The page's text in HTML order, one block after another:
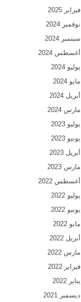
فبراير 2025
نوفمبر 2024
سبتمبر 2024
أغسطس 2024
يوليو 2024
مايو 2024
أبريل 2024
مارس 2024
يوليو 2023
يونيو 2023
أبريل 2023
مارس 2023
أغسطس 2022
يوليو 2022
يونيو 2022
مايو 2022
أبريل 2022
مارس 2022
فبراير 2022
يناير 2022
ديسمبر 2021